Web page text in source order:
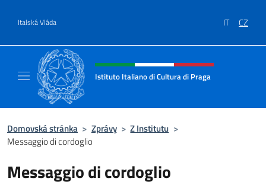
Italská Vláda IT CZ
Záhlaví webu, sociální sítě a
Istituto Italiano di Cultura di Praga
Domovská stránka > Zprávy > Z Institutu >
Messaggio di cordoglio
Messaggio di cordoglio